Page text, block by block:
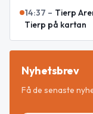
14:37 – Tierp
Tierp på kartan
Nyhetsbrev
Få de senaste